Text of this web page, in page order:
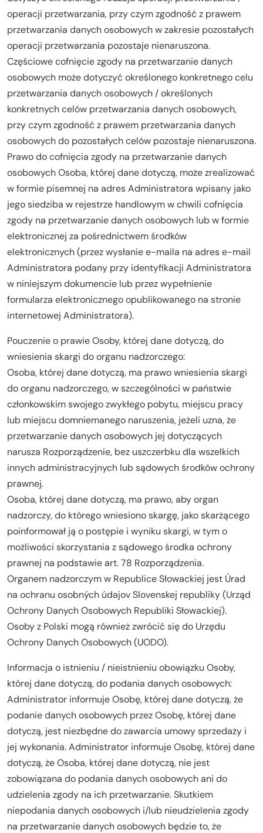
operacji przetwarzania, przy czym zgodność z prawem
przetwarzania danych osobowych w zakresie pozostałych
operacji przetwarzania pozostaje nienaruszona.
Częściowe cofnięcie zgody na przetwarzanie danych
osobowych może dotyczyć określonego konkretnego celu
przetwarzania danych osobowych / określonych
konkretnych celów przetwarzania danych osobowych,
przy czym zgodność z prawem przetwarzania danych
osobowych do pozostałych celów pozostaje nienaruszona.
Prawo do cofnięcia zgody na przetwarzanie danych
osobowych Osoba, której dane dotyczą, może zrealizować
w formie pisemnej na adres Administratora wpisany jako
jego siedziba w rejestrze handlowym w chwili cofnięcia
zgody na przetwarzanie danych osobowych lub w formie
elektronicznej za pośrednictwem środków
elektronicznych (przez wysłanie e-maila na adres e-mail
Administratora podany przy identyfikacji Administratora
w niniejszym dokumencie lub przez wypełnienie
formularza elektronicznego opublikowanego na stronie
internetowej Administratora).
Pouczenie o prawie Osoby, której dane dotyczą, do
wniesienia skargi do organu nadzorczego:
Osoba, której dane dotyczą, ma prawo wniesienia skargi
do organu nadzorczego, w szczególności w państwie
członkowskim swojego zwykłego pobytu, miejscu pracy
lub miejscu domniemanego naruszenia, jeżeli uzna, że
przetwarzanie danych osobowych jej dotyczących
narusza Rozporządzenie, bez uszczerbku dla wszelkich
innych administracyjnych lub sądowych środków ochrony
prawnej.
Osoba, której dane dotyczą, ma prawo, aby organ
nadzorczy, do którego wniesiono skargę, jako skarżącego
poinformował ją o postępie i wyniku skargi, w tym o
możliwości skorzystania z sądowego środka ochrony
prawnej na podstawie art. 78 Rozporządzenia.
Organem nadzorczym w Republice Słowackiej jest Úrad
na ochranu osobných údajov Slovenskej republiky (Urząd
Ochrony Danych Osobowych Republiki Słowackiej).
Osoby z Polski mogą również zwrócić się do Urzędu
Ochrony Danych Osobowych (UODO).
Informacja o istnieniu / nieistnieniu obowiązku Osoby,
której dane dotyczą, do podania danych osobowych:
Administrator informuje Osobę, której dane dotyczą, że
podanie danych osobowych przez Osobę, której dane
dotyczą, jest niezbędne do zawarcia umowy sprzedaży i
jej wykonania. Administrator informuje Osobę, której dane
dotyczą, że Osoba, której dane dotyczą, nie jest
zobowiązana do podania danych osobowych ani do
udzielenia zgody na ich przetwarzanie. Skutkiem
niepodania danych osobowych i/lub nieudzielenia zgody
na przetwarzanie danych osobowych będzie to, że